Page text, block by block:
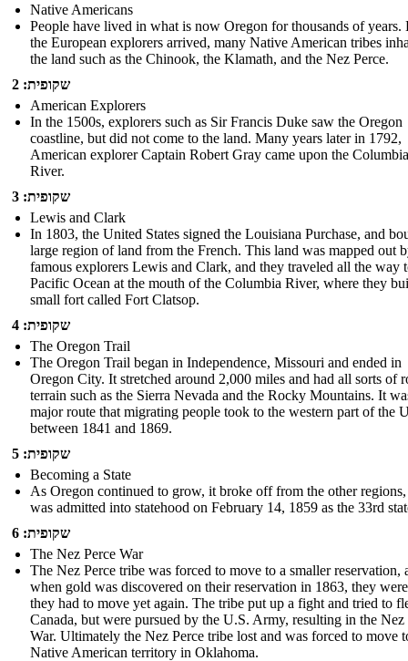
Native Americans
People have lived in what is now Oregon for thousands of years.
the European explorers arrived, many Native American tribes
the land such as the Chinook, the Klamath, and the Nez Perce.
שקופית: 2
American Explorers
In the 1500s, explorers such as Sir Francis Duke saw the Oregon
coastline, but did not come to the land. Many years later in 1792,
American explorer Captain Robert Gray came upon the Columbia
River.
שקופית: 3
Lewis and Clark
In 1803, the United States signed the Louisiana Purchase, and
large region of land from the French. This land was mapped out
famous explorers Lewis and Clark, and they traveled all the way
Pacific Ocean at the mouth of the Columbia River, where they
small fort called Fort Clatsop.
שקופית: 4
The Oregon Trail
The Oregon Trail began in Independence, Missouri and ended in
Oregon City. It stretched around 2,000 miles and had all sorts of
terrain such as the Sierra Nevada and the Rocky Mountains. It
major route that migrating people took to the western part of the
between 1841 and 1869.
שקופית: 5
Becoming a State
As Oregon continued to grow, it broke off from the other
was admitted into statehood on February 14, 1859 as the 33rd
שקופית: 6
The Nez Perce War
The Nez Perce tribe was forced to move to a smaller reservation,
when gold was discovered on their reservation in 1863, they
they had to move yet again. The tribe put up a fight and tried to
Canada, but were pursued by the U.S. Army, resulting in the Nez
War. Ultimately the Nez Perce tribe lost and was forced to move
Native American territory in Oklahoma.